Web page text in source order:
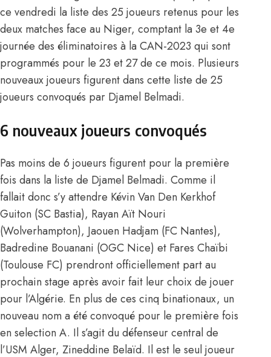
ce vendredi la liste des 25 joueurs retenus pour les
deux matches face au Niger, comptant la 3e et 4e
journée des éliminatoires à la CAN-2023 qui sont
programmés pour le 23 et 27 de ce mois. Plusieurs
nouveaux joueurs figurent dans cette liste de 25
joueurs convoqués par Djamel Belmadi.
6 nouveaux joueurs convoqués
Pas moins de 6 joueurs figurent pour la première
fois dans la liste de Djamel Belmadi. Comme il
fallait donc s’y attendre Kévin Van Den Kerkhof
Guiton (SC Bastia), Rayan Aït Nouri
(Wolverhampton), Jaouen Hadjam (FC Nantes),
Badredine Bouanani (OGC Nice) et Fares Chaïbi
(Toulouse FC) prendront officiellement part au
prochain stage après avoir fait leur choix de jouer
pour l’Algérie. En plus de ces cinq binationaux, un
nouveau nom a été convoqué pour le première fois
en selection A. Il s’agit du défenseur central de
l’USM Alger, Zineddine Belaïd. Il est le seul joueur